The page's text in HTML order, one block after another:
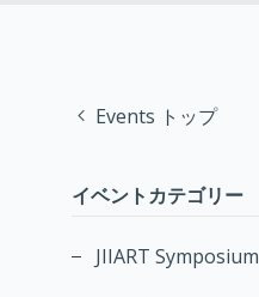
Events トップ
イベントカテゴリー
JIIART Symposium